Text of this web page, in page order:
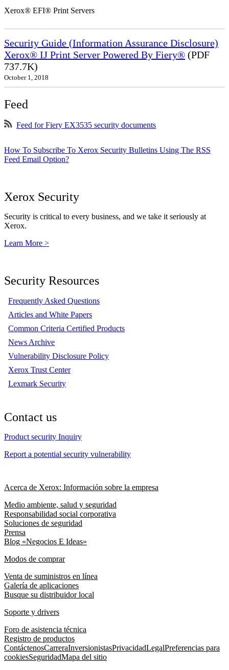
Xerox® EFI® Print Servers
Security Guide (Information Assurance Disclosure)
Xerox® IJ Print Server Powered By Fiery® (PDF
737.7K)
October 1, 2018
Feed
Feed for Fiery EX3535 security documents
How To Subscribe To Xerox Security Bulletins Using The RSS
Feed Email Option?
Xerox Security
Security is critical to every business, and we take it seriously at
Xerox.
Learn More >
Security Resources
Frequently Asked Questions
Articles and White Papers
Common Criteria Certified Products
News Archive
Vulnerability Disclosure Policy
Xerox Trust Center
Lexmark Security
Contact us
Product security Inquiry
Report a potential security vulnerability
Acerca de Xerox: Información sobre la empresa
Medio ambiente, salud y seguridad
Responsabilidad social corporativa
Soluciones de seguridad
Prensa
Blog «Negocios E Ideas»
Modos de comprar
Venta de suministros en línea
Galería de aplicaciones
Busque su distribuidor local
Soporte y drivers
Foro de asistencia técnica
Registro de productos
ContáctenosCarreraInversionistasPrivacidadLegalPreferencias para
cookiesSeguridadMapa del sitio